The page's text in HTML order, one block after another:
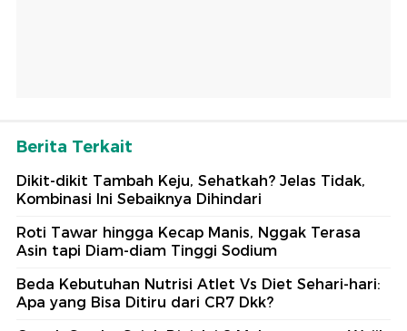
Berita Terkait
Dikit-dikit Tambah Keju, Sehatkah? Jelas Tidak,
Kombinasi Ini Sebaiknya Dihindari
Roti Tawar hingga Kecap Manis, Nggak Terasa
Asin tapi Diam-diam Tinggi Sodium
Beda Kebutuhan Nutrisi Atlet Vs Diet Sehari-hari:
Apa yang Bisa Ditiru dari CR7 Dkk?